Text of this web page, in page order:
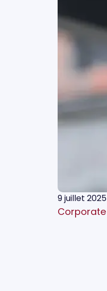
9 juillet 2025
Corporate